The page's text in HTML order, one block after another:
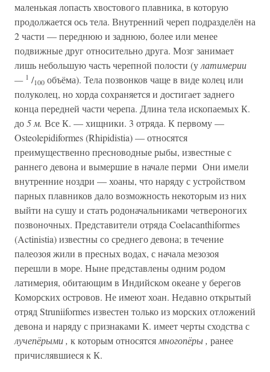
маленькая лопасть хвостового плавника, в которую
продолжается ось тела. Внутренний череп подразделён на
2 части — переднюю и заднюю, более или менее
подвижные друг относительно друга. Мозг занимает
лишь небольшую часть черепной полости (улатимерии
— 1 /100 объёма). Тела позвонков чаще в виде колец или
полуколец, но хорда сохраняется и достигает заднего
конца передней части черепа. Длина тела ископаемых К.
до5 м. Все К. — хищники. 3 отряда. К первому —
Osteolepidiformes (Rhipidistia) — относятся
преимущественно пресноводные рыбы, известные с
раннего девона и вымершие в начале перми Они имели
внутренние ноздри — хоаны, что наряду с устройством
парных плавников дало возможность некоторым из них
выйти на сушу и стать родоначальниками четвероногих
позвоночных. Представители отряда Coelacanthiformes
(Actinistia) известны со среднего девона; в течение
палеозоя жили в пресных водах, с начала мезозоя
перешли в море. Ныне представлены одним родом
латимерия, обитающим в Индийском океане у берегов
Коморских островов. Не имеют хоан. Недавно открытый
отряд Struniiformes известен только из морских отложений
девона и наряду с признаками К. имеет черты сходства с
лучепёрыми , к которым относятся многопёры , ранее
причислявшиеся к К.